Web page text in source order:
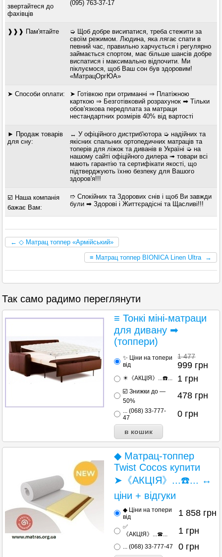
звертайтеся до
фахівців
(095) 763-37-17
❱❱❱ Пам'ятайте
➭ Щоб добре висипатися, треба стежити за
своїм режимом. Людина, яка лягає спати в
певний час, правильно харчується і регулярно
займається спортом, має більше шансів добре
виспатися і максимально відпочити. Ми
піклуємося, щоб Ваш сон був здоровим!
«МатрацОргЮА»
➤ Способи оплати:
➤ Готівкою при отриманні ⇒ Платіжною
карткою ⇒ Безготівковий розрахунок ➡ Тільки
обов'язкова передплата за матраци
нестандартних розмірів 40% від вартості
► Продаж товарів
для сну:
↔ У офіційного дистриб'ютора ➭ надійних та
якісних спальних ортопедичних матраців та
топерів для ліжок та диванів в Україні ➭ на
нашому сайті офіційного дилера ➟ товари всі
мають гарантію та сертифікати якості, що
підтверджують їхню безпеку для Вашого
здоров'я!!!
☑️ Наша компанія
бажає Вам:
➱ Спокійних та Здорових снів і щоб Ви завжди
були ➡ Здорові і Життєрадісні та Щасливі!!!
← ◇ Матрац топпер «Армійський»
≡ Матрац топпер BIONICA Linen Ultra →
Так само радимо переглянути
≡ Тонкі міні-матраци
для дивану ➡
(топпери)
✨ Ціни на топери
від
1 477
999 грн
✴️《АКЦІЯ》...☎️... 1 грн
☑️ Знижки до —
50%
478 грн
... (068) 33-777-
47
0 грн
◆ Матрац-топпер
Twist Cocos купити
➤《АКЦІЯ》...☎️... ↔
ціни + відгуки
◆ Ціни на топери
від
1 858 грн
✅
《АКЦІЯ》...☎...
1 грн
... (068) 33-777-47 0 грн